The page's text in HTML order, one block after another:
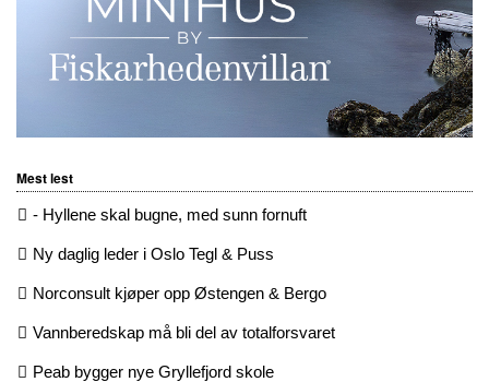
Mest lest
- Hyllene skal bugne, med sunn fornuft
Ny daglig leder i Oslo Tegl & Puss
Norconsult kjøper opp Østengen & Bergo
Vannberedskap må bli del av totalforsvaret
Peab bygger nye Gryllefjord skole